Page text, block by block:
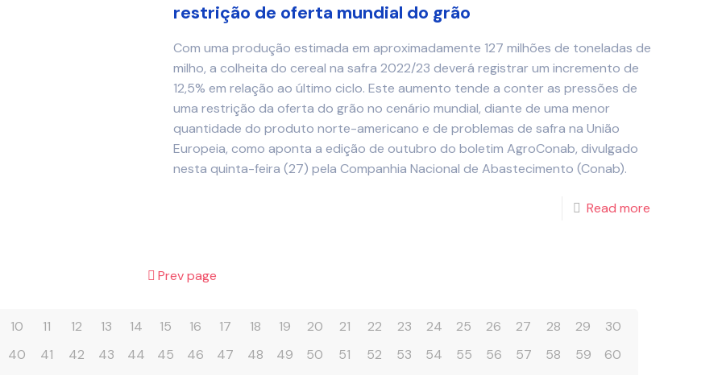
restrição de oferta mundial do grão
Com uma produção estimada em aproximadamente 127 milhões de toneladas de
milho, a colheita do cereal na safra 2022/23 deverá registrar um incremento de
12,5% em relação ao último ciclo. Este aumento tende a conter as pressões de
uma restrição da oferta do grão no cenário mundial, diante de uma menor
quantidade do produto norte-americano e de problemas de safra na União
Europeia, como aponta a edição de outubro do boletim AgroConab, divulgado
nesta quinta-feira (27) pela Companhia Nacional de Abastecimento (Conab).
Read more
Prev page
10 11 12 13 14 15 16 17 18 19 20 21 22 23 24 25 26 27 28 29
30
40 41 42 43 44 45 46 47 48 49 50 51 52 53 54 55 56 57 58 59
60